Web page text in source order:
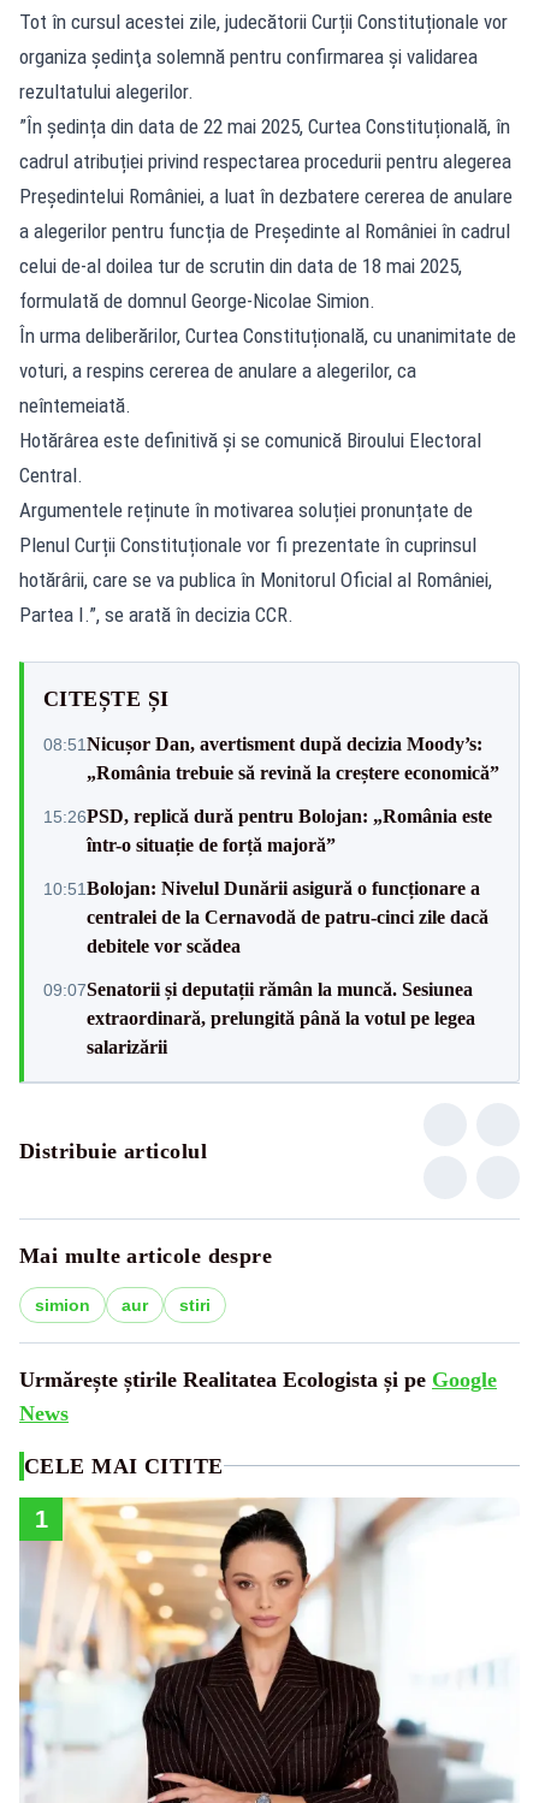
Tot în cursul acestei zile, judecătorii Curții Constituționale vor
organiza şedinţa solemnă pentru confirmarea şi validarea
rezultatului alegerilor.
”În ședința din data de 22 mai 2025, Curtea Constituțională, în
cadrul atribuției privind respectarea procedurii pentru alegerea
Președintelui României, a luat în dezbatere cererea de anulare
a alegerilor pentru funcția de Președinte al României în cadrul
celui de-al doilea tur de scrutin din data de 18 mai 2025,
formulată de domnul George-Nicolae Simion.
În urma deliberărilor, Curtea Constituțională, cu unanimitate de
voturi, a respins cererea de anulare a alegerilor, ca
neîntemeiată.
Hotărârea este definitivă şi se comunică Biroului Electoral
Central.
Argumentele reținute în motivarea soluției pronunțate de
Plenul Curții Constituționale vor fi prezentate în cuprinsul
hotărârii, care se va publica în Monitorul Oficial al României,
Partea I.”, se arată în decizia CCR.
CITEȘTE ȘI
08:51Nicușor Dan, avertisment după decizia Moody’s:
„România trebuie să revină la creștere economică”
15:26PSD, replică dură pentru Bolojan: „România este
într-o situație de forță majoră”
10:51Bolojan: Nivelul Dunării asigură o funcționare a
centralei de la Cernavodă de patru-cinci zile dacă
debitele vor scădea
09:07Senatorii și deputații rămân la muncă. Sesiunea
extraordinară, prelungită până la votul pe legea
salarizării
Distribuie articolul
Mai multe articole despre
simion aur stiri
Urmărește știrile Realitatea Ecologista și pe Google
News
CELE MAI CITITE
1